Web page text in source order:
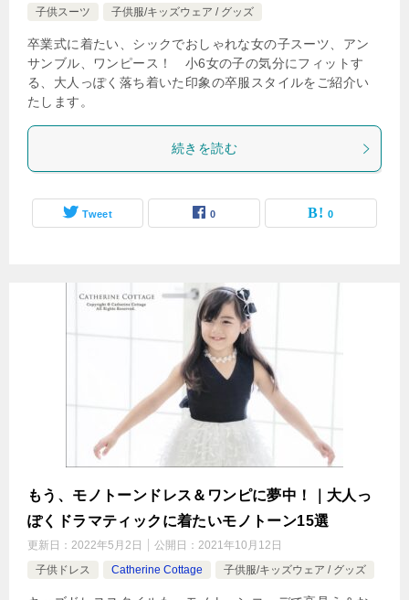
子供スーツ
子供服/キッズウェア / グッズ
卒業式に着たい、シックでおしゃれな女の子スーツ、アン
サンブル、ワンピース！ 小6女の子の気分にフィットす
る、大人っぽく落ち着いた印象の卒服スタイルをご紹介い
たします。
続きを読む
Tweet 0 0
もう、モノトーンドレス＆ワンピに夢中！｜大人っ
ぽくドラマティックに着たいモノトーン15選
更新日： 2022年5月2日 公開日： 2021年10月12日
子供ドレス
Catherine Cottage 子供服/キッズウェア / グッズ